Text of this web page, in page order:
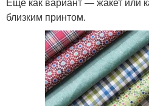
близким принтом.